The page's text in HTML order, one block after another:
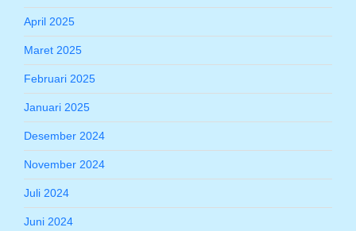
April 2025
Maret 2025
Februari 2025
Januari 2025
Desember 2024
November 2024
Juli 2024
Juni 2024